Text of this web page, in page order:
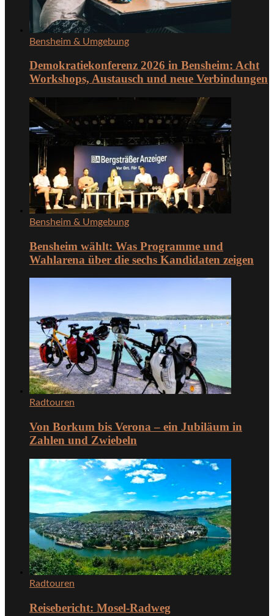
Bensheim & Umgebung
Demokratiekonferenz 2026 in Bensheim: Acht
Workshops, Austausch und neue Verbindungen
Bensheim & Umgebung
Bensheim wählt: Was Programme und
Wahlarena über die sechs Kandidaten zeigen
Radtouren
Von Borkum bis Verona – ein Jubiläum in
Zahlen und Zwiebeln
Radtouren
Reisebericht: Mosel-Radweg